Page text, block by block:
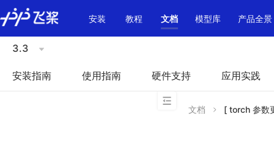
\u200E
安装
教程 文档 模型库 产品全景
3.3
安装指南 使用指南 硬件支持 应用实践
文档 [ torch 参数